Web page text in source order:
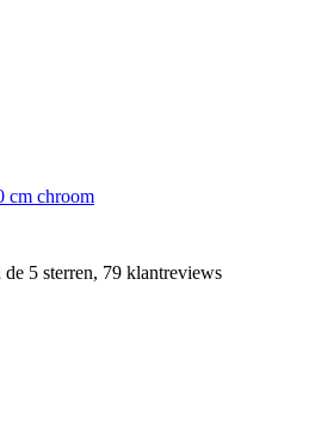
cm chroom
5 sterren, 79 klantreviews